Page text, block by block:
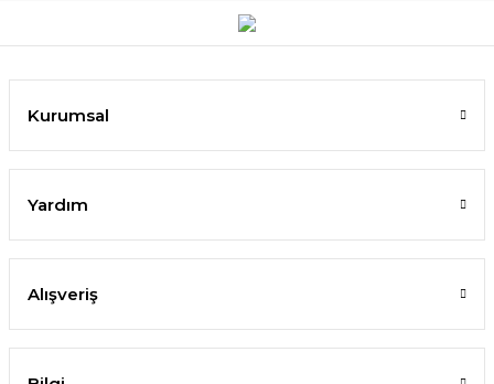
Kurumsal
Yardım
Alışveriş